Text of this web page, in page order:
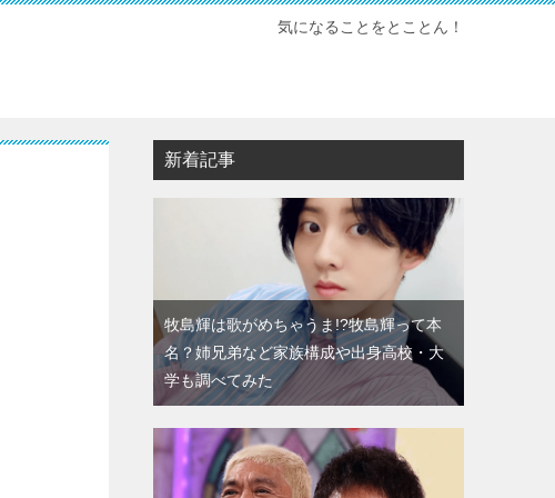
気になることをとことん！
新着記事
牧島輝は歌がめちゃうま!?牧島輝って本
名？姉兄弟など家族構成や出身高校・大
学も調べてみた